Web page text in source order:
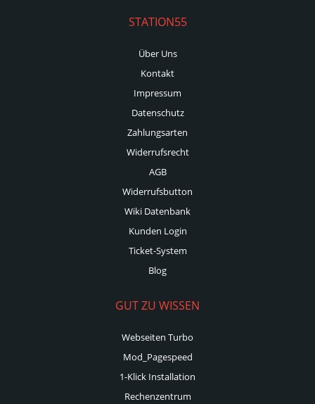
STATION55
Über Uns
Kontakt
Impressum
Datenschutz
Zahlungsarten
Widerrufsrecht
AGB
Widerrufsbutton
Wiki Datenbank
Kunden Login
Ticket-System
Blog
GUT ZU WISSEN
Webseiten Turbo
Mod_Pagespeed
1-Klick Installation
Rechenzentrum